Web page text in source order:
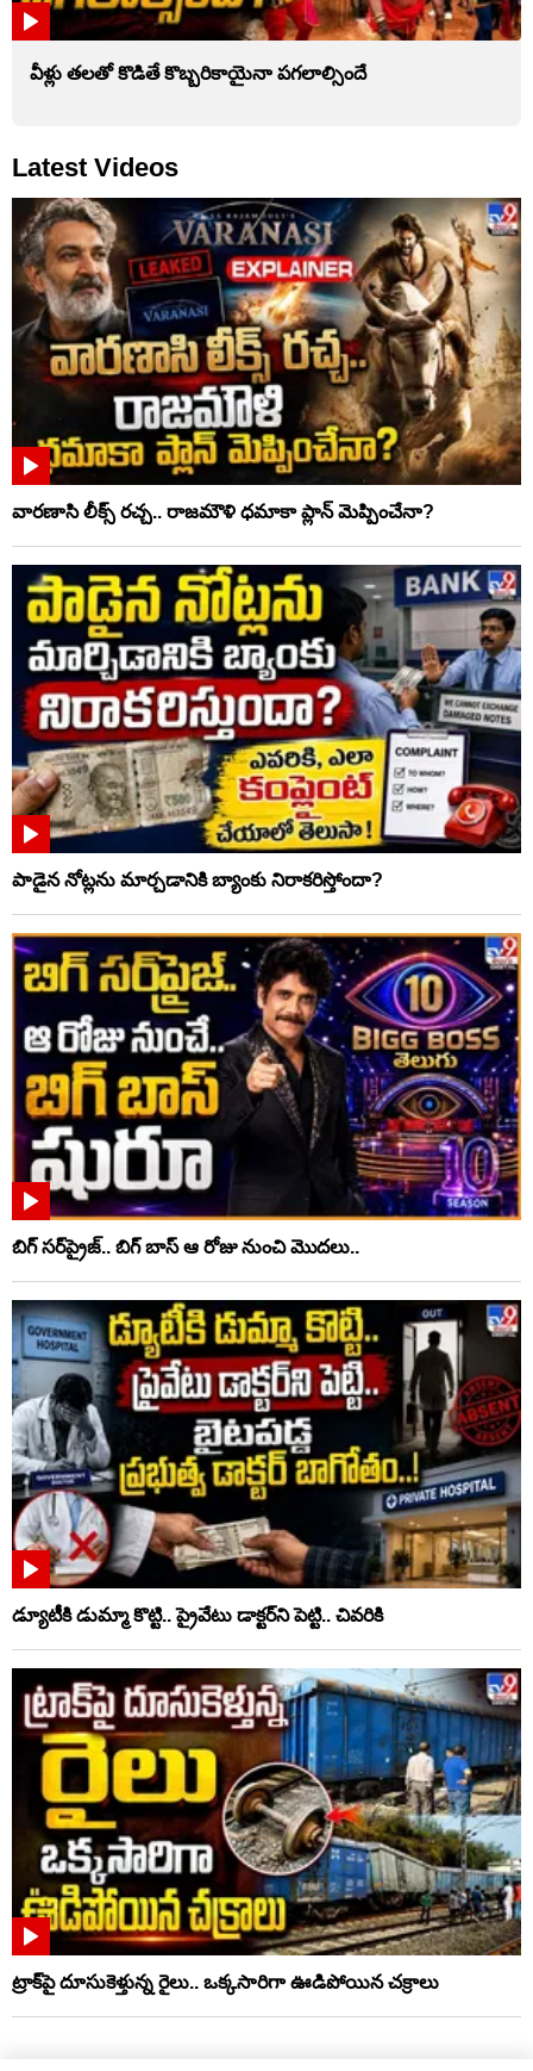
వీళ్లు తలతో కొడితే కొబ్బరికాయైనా పగలాల్సిందే
Latest Videos
వారణాసి లీక్స్ రచ్చ.. రాజమౌళి ధమాకా ప్లాన్ మెప్పించేనా?
పాడైన నోట్లను మార్చడానికి బ్యాంకు నిరాకరిస్తోందా?
బిగ్ సర్‌ప్రైజ్‌.. బిగ్ బాస్‌ ఆ రోజు నుంచి మొదలు..
డ్యూటీకి డుమ్మా కొట్టి.. ప్రైవేటు డాక్టర్‌ని పెట్టి.. చివరికి
ట్రాక్‌పై దూసుకెళ్తున్న రైలు.. ఒక్కసారిగా ఊడిపోయిన చక్రాలు